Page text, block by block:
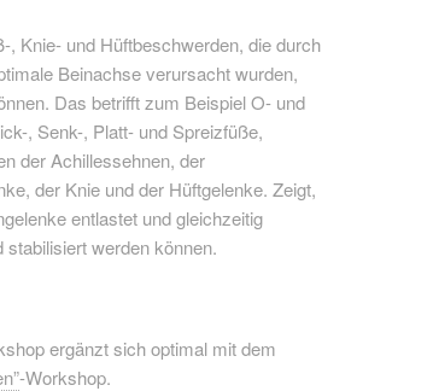
, Knie- und Hüftbeschwerden, die durch
Beinachse verursacht wurden,
Das betrifft zum Beispiel O- und
, Senk-, Platt- und Spreizfüße,
der Achillessehnen, der
der Knie und der Hüftgelenke. Zeigt,
entlastet und gleichzeitig
stabilisiert werden können.
ergänzt sich optimal mit dem
-Workshop.